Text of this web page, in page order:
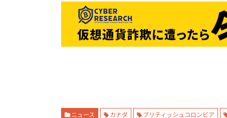
ニュース カナダ ブリティッシュコロンビア